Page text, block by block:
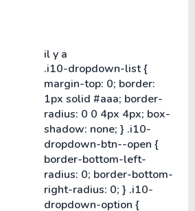
il y a